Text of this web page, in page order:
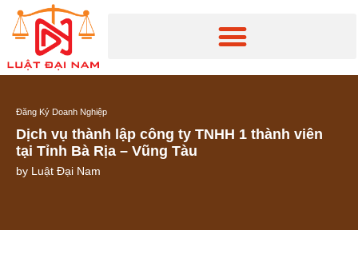
Đăng Ký Doanh Nghiệp
Dịch vụ thành lập công ty TNHH 1 thành viên
tại Tỉnh Bà Rịa – Vũng Tàu
by Luật Đại Nam